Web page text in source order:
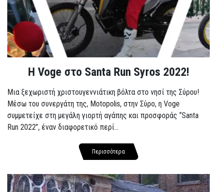
Η Voge στο Santa Run Syros 2022!
Μια ξεχωριστή χριστουγεννιάτικη βόλτα στο νησί της Σύρου!
Μέσω του συνεργάτη της, Motopolis, στην Σύρο, η Voge
συμμετείχε στη μεγάλη γιορτή αγάπης και προσφοράς “Santa
Run 2022”, έναν διαφορετικό περί...
Περισσότερα